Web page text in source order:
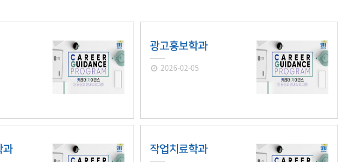
디지털자료실 세명통통 어플리케이션
광고홍보학과
2026-02-05
과 작업치료학과